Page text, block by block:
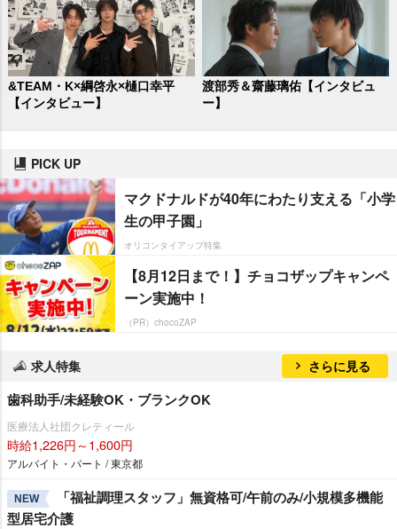
&TEAM・K×綱啓永×樋口幸平
【インタビュー】
渡部秀＆齋藤璃佑【インタビュ
ー】
PICK UP
マクドナルドが40年にわたり支える「小学
生の甲子園」
オリコンタイアップ特集
【8月12日まで！】チョコザップキャンペ
ーン実施中！
（PR）chocoZAP
求人特集 さらに見る
歯科助手/未経験OK・ブランクOK
医療法人社団クレティール
時給1,226円～1,600円
アルバイト・パート / 東京都
NEW
「福祉調理スタッフ」無資格可/午前のみ/小規模多機能
型居宅介護